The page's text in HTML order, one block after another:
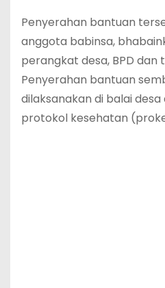
Penyerahan bantuan
anggota babinsa,
perangkat desa, BPD dan
Penyerahan bantuan
dilaksanakan di balai
protokol kesehatan